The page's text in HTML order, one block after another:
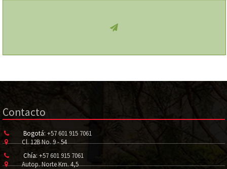
Contacto
Bogotá: +57 601 915 7061
Cl. 12B No. 9 - 54
Chía: +57 601 915 7061
Autop. Norte Km. 4,5